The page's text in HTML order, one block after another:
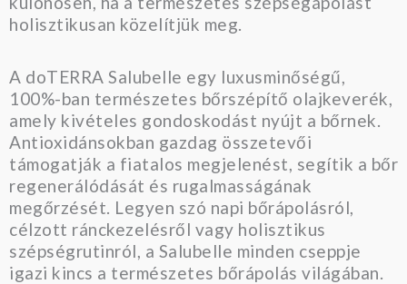
holisztikusan közelítjük meg.
A doTERRA Salubelle egy luxusminőségű,
100%-ban természetes bőrszépítő olajkeverék,
amely kivételes gondoskodást nyújt a bőrnek.
Antioxidánsokban gazdag összetevői
támogatják a fiatalos megjelenést, segítik a bőr
regenerálódását és rugalmasságának
megőrzését. Legyen szó napi bőrápolásról,
célzott ránckezelésről vagy holisztikus
szépségrutinról, a Salubelle minden cseppje
igazi kincs a természetes bőrápolás világában.